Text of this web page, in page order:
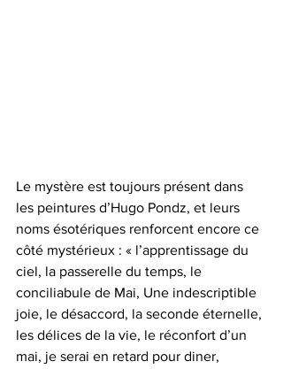
Le mystère est toujours présent dans
les peintures d’Hugo Pondz, et leurs
noms ésotériques renforcent encore ce
côté mystérieux : « l’apprentissage du
ciel, la passerelle du temps, le
conciliabule de Mai, Une indescriptible
joie, le désaccord, la seconde éternelle,
les délices de la vie, le réconfort d’un
mai, je serai en retard pour diner,